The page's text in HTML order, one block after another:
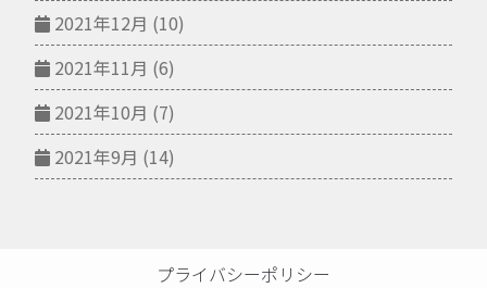
2021年12月 (10)
2021年11月 (6)
2021年10月 (7)
2021年9月 (14)
プライバシーポリシー